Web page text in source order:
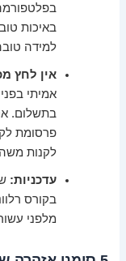
באיכות
למידה
אין לחץ
אמיתי
בתשלום.
פרסומת
לקנות
עדכניות:
בקורס
מלפני